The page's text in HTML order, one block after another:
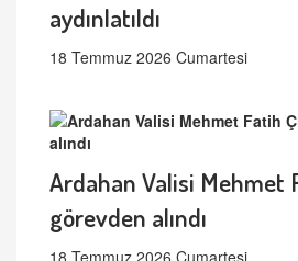
aydınlatıldı
18 Temmuz 2026 Cumartesi
Ardahan Valisi Mehmet
görevden alındı